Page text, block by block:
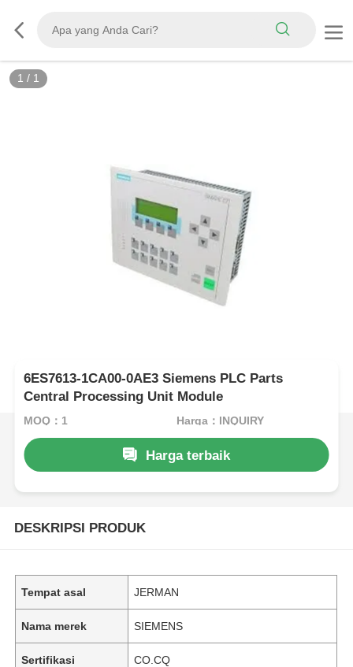
1 / 1
6ES7613-1CA00-0AE3 Siemens PLC Parts
Central Processing Unit Module
MOQ：1 Harga：INQUIRY
Harga terbaik
DESKRIPSI PRODUK
Tempat asal JERMAN
Nama merek SIEMENS
Sertifikasi CO.CQ